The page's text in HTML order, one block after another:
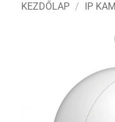
KEZDŐLAP / IP